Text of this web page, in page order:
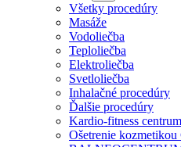
Všetky procedúry
Masáže
Vodoliečba
Teploliečba
Elektroliečba
Svetloliečba
Inhalačné procedúry
Ďalšie procedúry
Kardio-fitness centrum
Ošetrenie